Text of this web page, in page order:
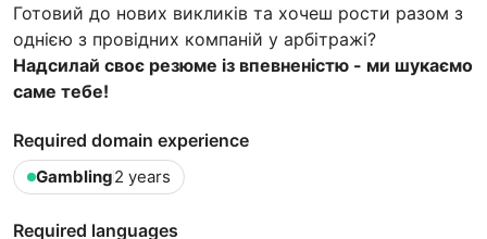
Готовий до нових викликів та хочеш рости разом з
однією з провідних компаній у арбітражі?
Надсилай своє резюме із впевненістю - ми шукаємо
саме тебе!
Required domain experience
Gambling2 years
Required languages